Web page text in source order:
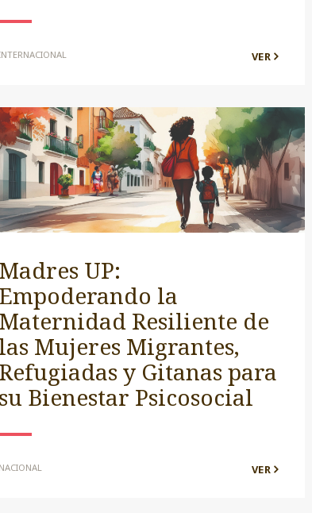
VER
Madres UP:
Empoderando la
Maternidad Resiliente de
las Mujeres Migrantes,
Refugiadas y Gitanas para
su Bienestar Psicosocial
NACIONAL VER